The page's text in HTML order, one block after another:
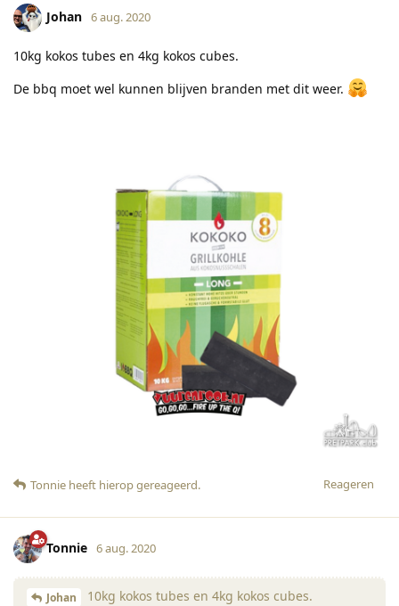
Johan 6 aug. 2020
10kg kokos tubes en 4kg kokos cubes.
De bbq moet wel kunnen blijven branden met dit weer.
Reageren
Tonnie heeft hierop gereageerd.
Tonnie 6 aug. 2020
Johan
10kg kokos tubes en 4kg kokos cubes.